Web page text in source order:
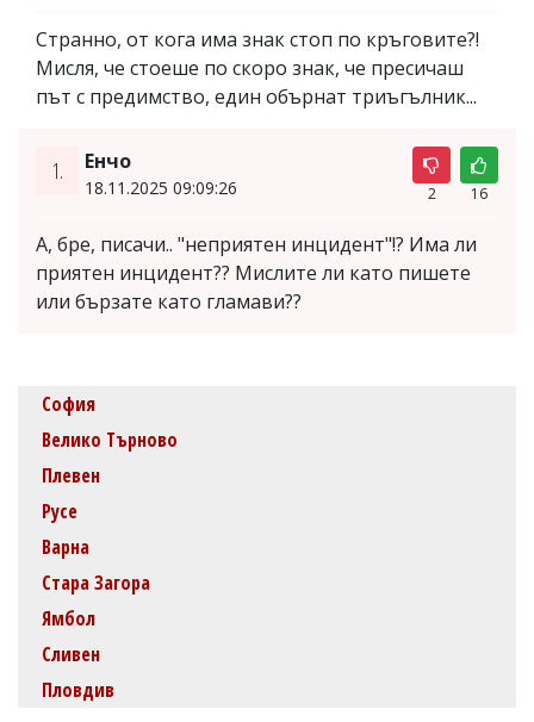
Странно, от кога има знак стоп по кръговите?!
Мисля, че стоеше по скоро знак, че пресичаш
път с предимство, един обърнат триъгълник...
1. Енчо
18.11.2025 09:09:26 2 16
А, бре, писачи.. "неприятен инцидент"!? Има ли
приятен инцидент?? Мислите ли като пишете
или бързате като гламави??
София
Велико Търново
Плевен
Русе
Варна
Стара Загора
Ямбол
Сливен
Пловдив